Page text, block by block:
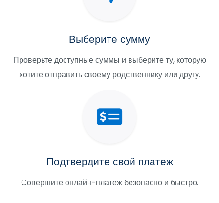
Выберите сумму
Проверьте доступные суммы и выберите ту, которую
хотите отправить своему родственнику или другу.
Подтвердите свой платеж
Совершите онлайн-платеж безопасно и быстро.